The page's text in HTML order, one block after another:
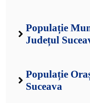
Populație
Județul
Populație
Suceava